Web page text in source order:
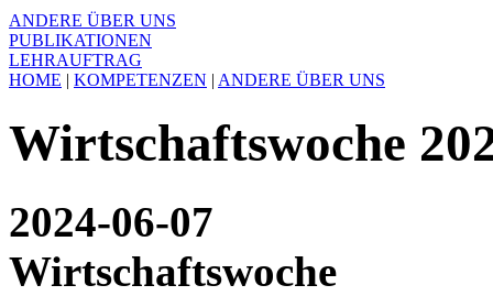
ANDERE ÜBER UNS
PUBLIKATIONEN
LEHRAUFTRAG
HOME | KOMPETENZEN | ANDERE ÜBER UNS
Wirtschaftswoche
2024-06-07
Wirtschaftswoche